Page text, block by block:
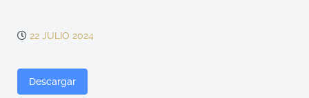
22 JULIO 2024
Descargar